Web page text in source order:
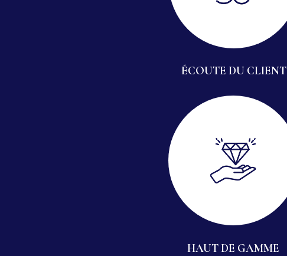
ÉCOUTE DU CLIENT
HAUT DE GAMME